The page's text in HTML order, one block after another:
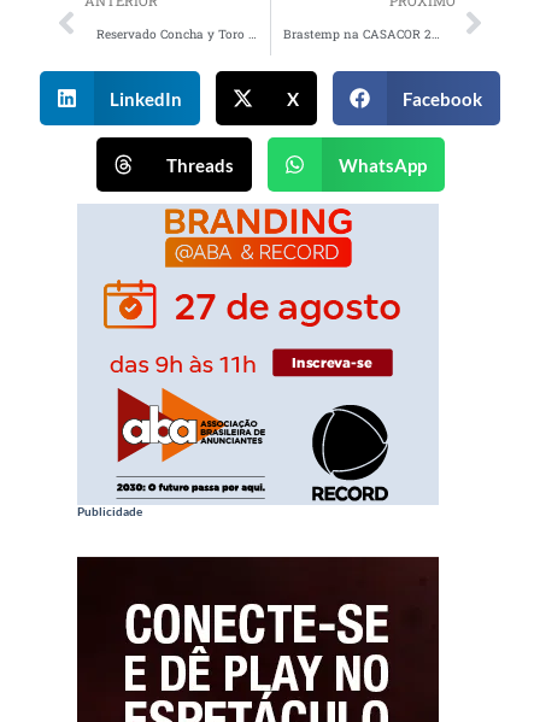
Reservado Concha y Toro ativa o trade no Brasil com nova promoção Brastemp na CASACOR 2025 uniu estética e tecnologia
LinkedIn X Facebook
Threads WhatsApp
Publicidade